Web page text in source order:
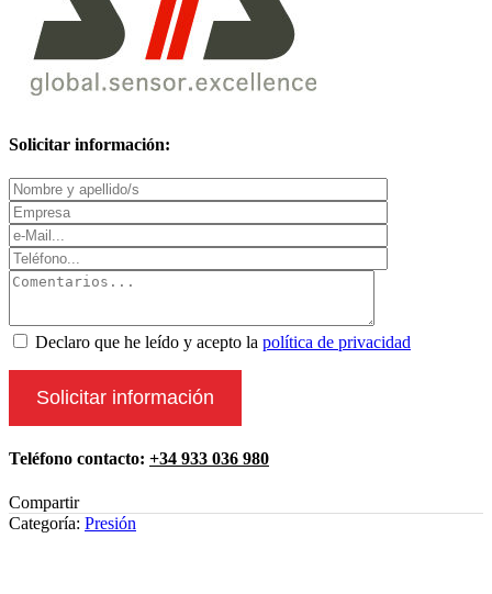
Solicitar información:
Declaro que he leído y acepto la política de privacidad
Teléfono contacto: +34 933 036 980
Compartir
Categoría: Presión